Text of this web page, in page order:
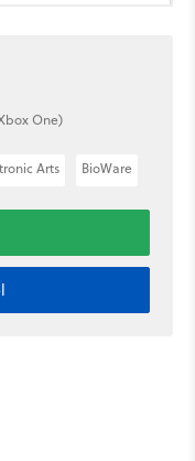
One)
Arts BioWare